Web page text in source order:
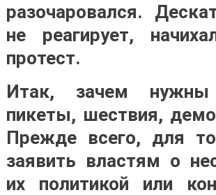
разочаровался.
не реагирует,
протест.
Итак, зачем нужны
пикеты, шествия,
Прежде всего, для
заявить властям о
их политикой или